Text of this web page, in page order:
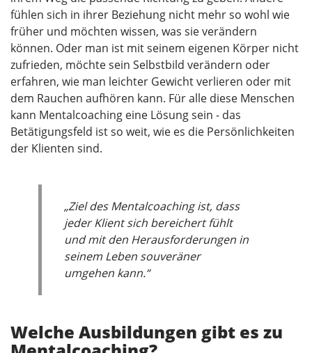
fühlen sich in ihrer Beziehung nicht mehr so wohl wie
früher und möchten wissen, was sie verändern
können. Oder man ist mit seinem eigenen Körper nicht
zufrieden, möchte sein Selbstbild verändern oder
erfahren, wie man leichter Gewicht verlieren oder mit
dem Rauchen aufhören kann. Für alle diese Menschen
kann Mentalcoaching eine Lösung sein - das
Betätigungsfeld ist so weit, wie es die Persönlichkeiten
der Klienten sind.
„Ziel des Mentalcoaching ist, dass
jeder Klient sich bereichert fühlt
und mit den Herausforderungen in
seinem Leben souveräner
umgehen kann.“
Welche Ausbildungen gibt es zu